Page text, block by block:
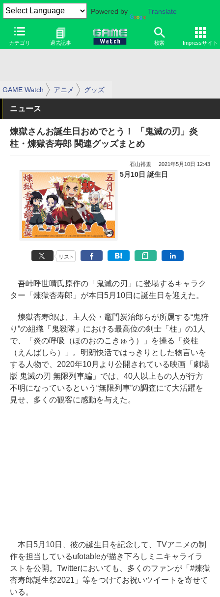
Powered by Translate
カテゴリ 過去記事 検索 Impressサイト
GAME Watch アニメ グッズ
ニュース
煉獄さんお誕生日おめでとう！ 「鬼滅の刃」炎
柱・煉獄杏寿郎 関連グッズまとめ
石山裕規 2021年5月10日 12:43
5月10日 誕生日
リスト
吾峠呼世晴氏原作の「鬼滅の刃」に登場するキャラク
ター「煉獄杏寿郎」が本日5月10日に誕生日を迎えた。
煉獄杏寿郎は、主人公・竈門炭治郎らが所属する“鬼狩
り”の組織「鬼殺隊」における最高位の剣士「柱」の1人
で、「炎の呼吸（ほのおのこきゅう）」を操る「炎柱
（えんばしら）」。明朗快活ではっきりとした物言いを
する人物で、2020年10月より公開されている映画「劇場
版 鬼滅の刃 無限列車編」では、40人以上もの人が行方
不明になっているという“無限列車”の調査にて大活躍を
見せ、多くの観客に感動を与えた。
本日5月10日、彼の誕生日を記念して、TVアニメの制
作を担当しているufotableが描き下ろしミニキャライラ
ストを公開。Twitterにおいても、多くのファンが「#煉獄
杏寿郎誕生祭2021」等をつけてお祝いツイートを寄せて
いる。